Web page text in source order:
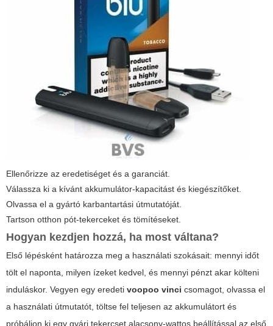
Ellenőrizze az eredetiséget és a garanciát.
Válassza ki a kívánt akkumulátor-kapacitást és kiegészítőket.
Olvassa el a gyártó karbantartási útmutatóját.
Tartson otthon pót-tekerceket és tömítéseket.
Hogyan kezdjen hozzá, ha most váltana?
Első lépésként határozza meg a használati szokásait: mennyi időt
tölt el naponta, milyen ízeket kedvel, és mennyi pénzt akar költeni
induláskor. Vegyen egy eredeti voopoo vinci csomagot, olvassa el
a használati útmutatót, töltse fel teljesen az akkumulátort és
próbáljon ki egy gyári tekercset alacsony-wattos beállítással az első